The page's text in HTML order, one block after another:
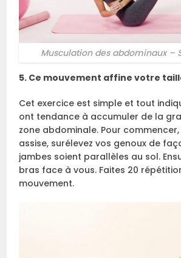
Musculation des abdominaux –
5. Ce mouvement affine votre
Cet exercice est simple et tout
ont tendance à accumuler de la
zone abdominale. Pour
assise, surélevez vos genoux de
jambes soient parallèles au sol.
bras face à vous. Faites 20
mouvement.